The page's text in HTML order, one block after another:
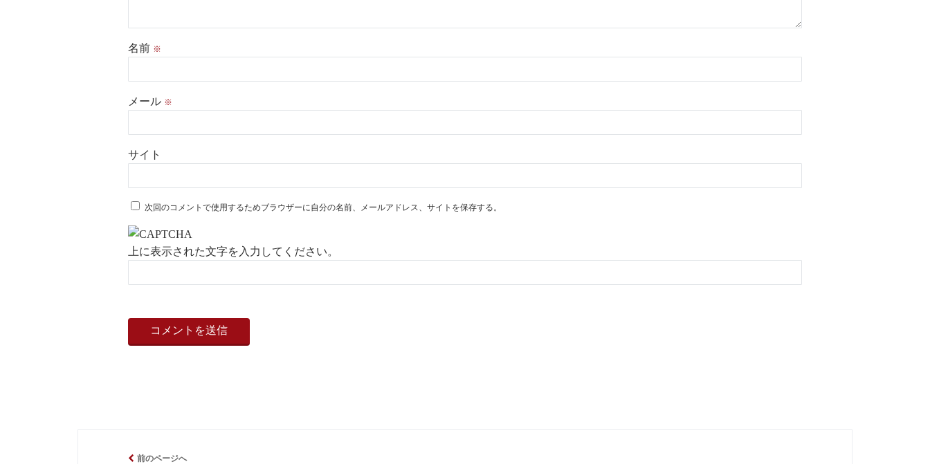
名前 ※
メール ※
サイト
次回のコメントで使用するためブラウザーに自分の名前、メールアドレス、サイトを保存する。
上に表示された文字を入力してください。
前のページへ